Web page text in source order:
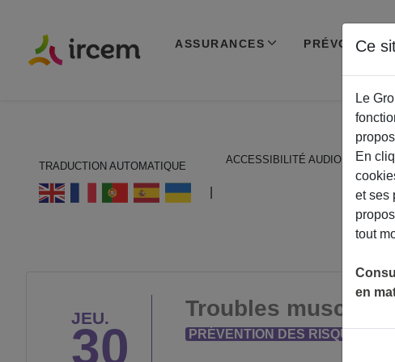
ASSURANCES PRÉVOYANCE
TRADUCTION AUTOMATIQUE
ACCESSIBILITÉ AUDIO
JEU.
30
Troubles musculo-
PRÉVENTION DES RISQUES
Ce
Le
En
et ses
tout
en